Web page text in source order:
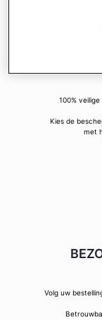
100%
Kies de
met
Volg uw